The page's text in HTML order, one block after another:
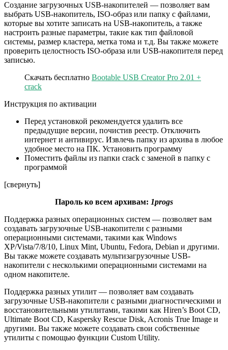
Создание загрузочных USB-накопителей — позволяет вам
выбрать USB-накопитель, ISO-образ или папку с файлами,
которые вы хотите записать на USB-накопитель, а также
настроить разные параметры, такие как тип файловой
системы, размер кластера, метка тома и т.д. Вы также можете
проверить целостность ISO-образа или USB-накопителя перед
записью.
Скачать бесплатно Bootable USB Creator Pro 2.01 +
crack
Инструкция по активации
Перед установкой рекомендуется удалить все
предыдущие версии, почистив реестр. Отключить
интернет и антивирус. Извлечь папку из архива в любое
удобное место на ПК. Установить программу
Поместить файлы из папки crack с заменой в папку с
программой
[свернуть]
Пароль ко всем архивам: 1progs
Поддержка разных операционных систем — позволяет вам
создавать загрузочные USB-накопители с разными
операционными системами, такими как Windows
XP/Vista/7/8/10, Linux Mint, Ubuntu, Fedora, Debian и другими.
Вы также можете создавать мультизагрузочные USB-
накопители с несколькими операционными системами на
одном накопителе.
Поддержка разных утилит — позволяет вам создавать
загрузочные USB-накопители с разными диагностическими и
восстановительными утилитами, такими как Hiren’s Boot CD,
Ultimate Boot CD, Kaspersky Rescue Disk, Acronis True Image и
другими. Вы также можете создавать свои собственные
утилиты с помощью функции Custom Utility.